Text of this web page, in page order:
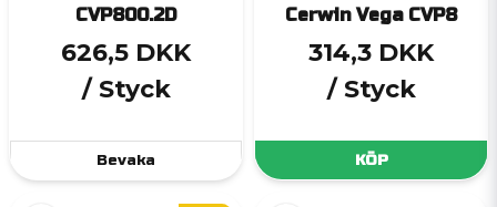
CVP800.2D
626,5 DKK
/ Styck
Bevaka
Cerwin Vega CVP8
314,3 DKK
/ Styck
KÖP